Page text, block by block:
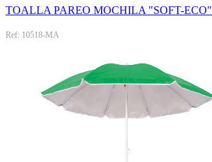
TOALLA PAREO MOCHILA "SOFT-ECO"
Ref: 10518-MA